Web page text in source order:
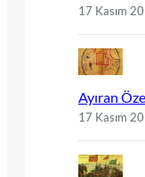
17 Kasım
Ayıran
17 Kasım